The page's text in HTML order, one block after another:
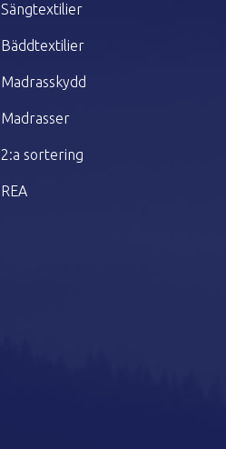
Sängtextilier
Bäddtextilier
Madrasskydd
Madrasser
2:a sortering
REA